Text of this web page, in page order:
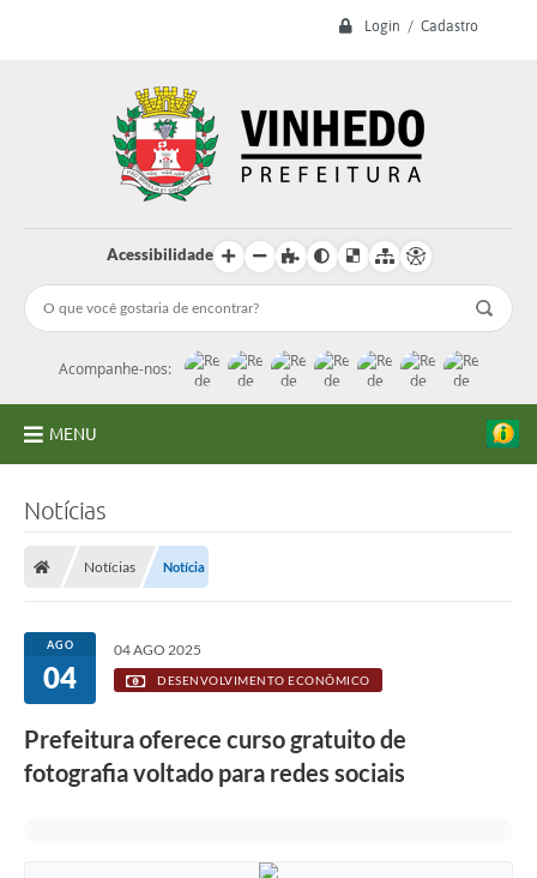
Login / Cadastro
Acessibilidade
Acompanhe-nos:
MENU
Licitações
Transparência
Concursos e Processos Seletivos
Inclusão e Acessibilidade
Notícias
Notícias Notícia
AGO
04
04 AGO 2025
DESENVOLVIMENTO ECONÔMICO
Prefeitura oferece curso gratuito de
fotografia voltado para redes sociais